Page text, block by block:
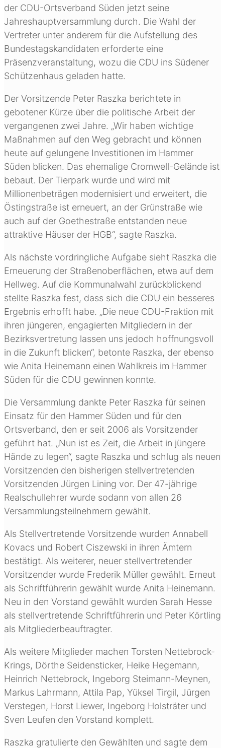
der CDU-Ortsverband Süden jetzt seine
Jahreshauptversammlung durch. Die Wahl der
Vertreter unter anderem für die Aufstellung des
Bundestagskandidaten erforderte eine
Präsenzveranstaltung, wozu die CDU ins Südener
Schützenhaus geladen hatte.
Der Vorsitzende Peter Raszka berichtete in
gebotener Kürze über die politische Arbeit der
vergangenen zwei Jahre. „Wir haben wichtige
Maßnahmen auf den Weg gebracht und können
heute auf gelungene Investitionen im Hammer
Süden blicken. Das ehemalige Cromwell-Gelände ist
bebaut. Der Tierpark wurde und wird mit
Millionenbeträgen modernisiert und erweitert, die
Östingstraße ist erneuert, an der Grünstraße wie
auch auf der Goethestraße entstanden neue
attraktive Häuser der HGB“, sagte Raszka.
Als nächste vordringliche Aufgabe sieht Raszka die
Erneuerung der Straßenoberflächen, etwa auf dem
Hellweg. Auf die Kommunalwahl zurückblickend
stellte Raszka fest, dass sich die CDU ein besseres
Ergebnis erhofft habe. „Die neue CDU-Fraktion mit
ihren jüngeren, engagierten Mitgliedern in der
Bezirksvertretung lassen uns jedoch hoffnungsvoll
in die Zukunft blicken“, betonte Raszka, der ebenso
wie Anita Heinemann einen Wahlkreis im Hammer
Süden für die CDU gewinnen konnte.
Die Versammlung dankte Peter Raszka für seinen
Einsatz für den Hammer Süden und für den
Ortsverband, den er seit 2006 als Vorsitzender
geführt hat. „Nun ist es Zeit, die Arbeit in jüngere
Hände zu legen“, sagte Raszka und schlug als neuen
Vorsitzenden den bisherigen stellvertretenden
Vorsitzenden Jürgen Lining vor. Der 47-jährige
Realschullehrer wurde sodann von allen 26
Versammlungsteilnehmern gewählt.
Als Stellvertretende Vorsitzende wurden Annabell
Kovacs und Robert Ciszewski in ihren Ämtern
bestätigt. Als weiterer, neuer stellvertretender
Vorsitzender wurde Frederik Müller gewählt. Erneut
als Schriftführerin gewählt wurde Anita Heinemann.
Neu in den Vorstand gewählt wurden Sarah Hesse
als stellvertretende Schriftführerin und Peter Körtling
als Mitgliederbeauftragter.
Als weitere Mitglieder machen Torsten Nettebrock-
Krings, Dörthe Seidensticker, Heike Hegemann,
Heinrich Nettebrock, Ingeborg Steimann-Meynen,
Markus Lahrmann, Attila Pap, Yüksel Tirgil, Jürgen
Verstegen, Horst Liewer, Ingeborg Holsträter und
Sven Leufen den Vorstand komplett.
Raszka gratulierte den Gewählten und sagte dem